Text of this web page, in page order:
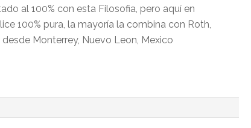
al 100% con esta Filosofia, pero aquí en
100% pura, la mayoría la combina con Roth,
Monterrey, Nuevo Leon, Mexico